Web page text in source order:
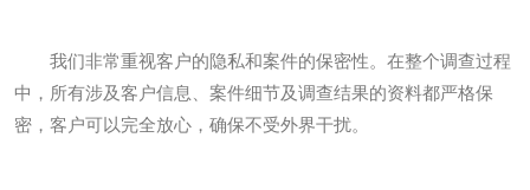
我们非常重视客户的隐私和案件的保密性。在整个调查过程
中，所有涉及客户信息、案件细节及调查结果的资料都严格保
密，客户可以完全放心，确保不受外界干扰。